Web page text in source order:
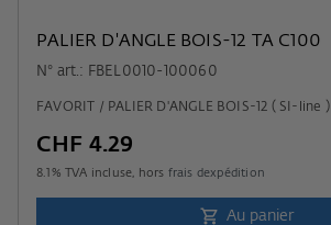
PALIER D'ANGLE BOIS-12 TA C100
N° art.: FBEL0010-100060
FAVORIT / PALIER D'ANGLE BOIS-12 ( SI-line )
CHF 4.29
8.1 % TVA incluse, hors frais dexpédition
Au panier